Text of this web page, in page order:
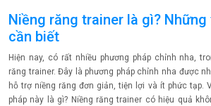
Niềng răng trainer là gì?
cần biết
Hiện nay, có rất nhiều phương pháp chỉnh nha,
răng trainer. Đây là phương pháp chỉnh nha được
hỗ trợ niềng răng đơn giản, tiện lợi và ít phức tạp.
pháp này là gì? Niềng răng trainer có hiệu quả